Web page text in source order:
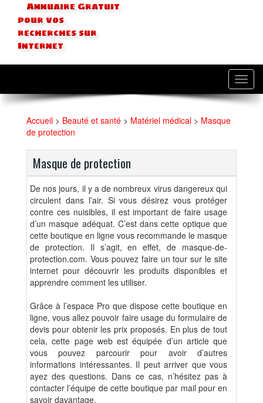
Annuaire Gratuit
pour vos
recherches sur
Internet
Accueil > Beauté et santé > Matériel médical > Masque
de protection
Masque de protection
De nos jours, il y a de nombreux virus dangereux qui
circulent dans l’air. Si vous désirez vous protéger
contre ces nuisibles, il est important de faire usage
d’un masque adéquat. C’est dans cette optique que
cette boutique en ligne vous recommande le masque
de protection. Il s’agit, en effet, de masque-de-
protection.com. Vous pouvez faire un tour sur le site
internet pour découvrir les produits disponibles et
apprendre comment les utiliser.
Grâce à l’espace Pro que dispose cette boutique en
ligne, vous allez pouvoir faire usage du formulaire de
devis pour obtenir les prix proposés. En plus de tout
cela, cette page web est équipée d’un article que
vous pouvez parcourir pour avoir d’autres
informations intéressantes. Il peut arriver que vous
ayez des questions. Dans ce cas, n’hésitez pas à
contacter l’équipe de cette boutique par mail pour en
savoir davantage.